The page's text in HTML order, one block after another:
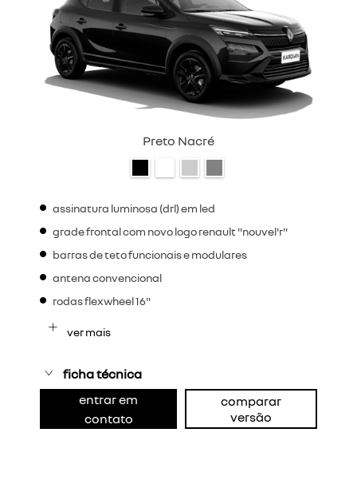
Preto Nacré
assinatura luminosa (drl) em led
grade frontal com novo logo renault "nouvel'r"
barras de teto funcionais e modulares
antena convencional
rodas flexwheel 16"
ver mais
ficha técnica
entrar em
contato
comparar
versão